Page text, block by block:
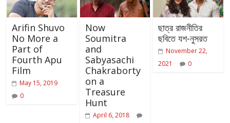
Arifin Shuvo
No More a
Part of
Fourth Apu
Film
May 15, 2019
0
Now
Soumitra
and
Sabyasachi
Chakraborty
on a
Treasure
Hunt
April 6, 2018
ছাত্র রাজনীতির
ছবিতে যশ-নুসরত
November 22,
2021
0